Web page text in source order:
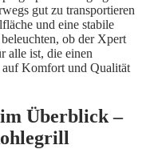
gut zu transportieren
und eine stabile
ob der Xpert
alle ist, die einen
Komfort und Qualität
Überblick –